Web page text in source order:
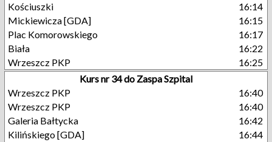
Kościuszki
16:14
Mickiewicza [GDA]
16:15
Plac Komorowskiego
16:17
Biała
16:22
Wrzeszcz PKP
16:25
Kurs nr 34 do Zaspa Szpital
Wrzeszcz PKP
16:40
Wrzeszcz PKP
16:40
Galeria Bałtycka
16:42
Kilińskiego [GDA]
16:44